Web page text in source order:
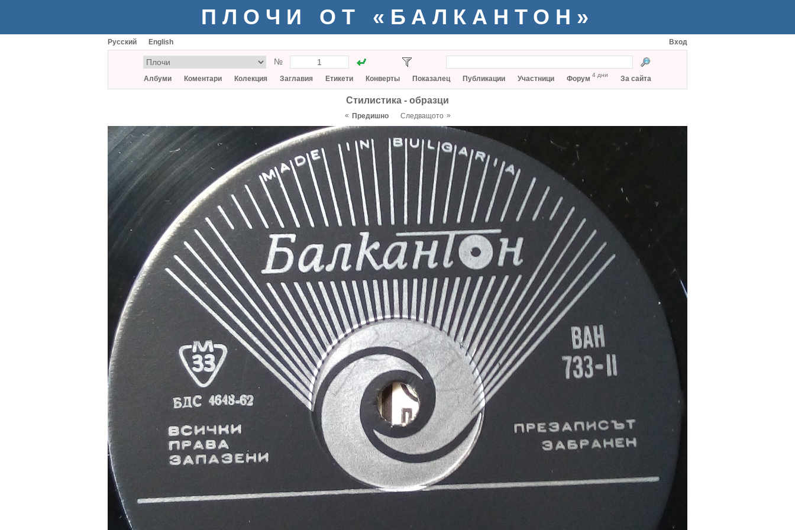
ПЛОЧИ ОТ «БАЛКАНТОН»
Русский English Вход
№
Албуми Коментари Колекция Заглавия Етикети Конверты Показалец Публикации Участници Форум 4 дни За сайта
Стилистика - образци
« Предишно Следващото »